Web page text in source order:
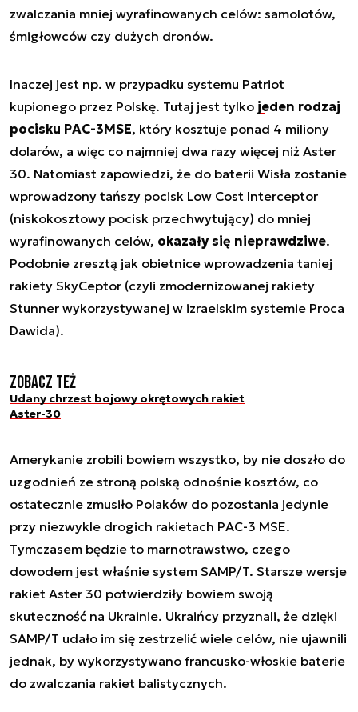
zwalczania mniej wyrafinowanych celów: samolotów,
śmigłowców czy dużych dronów.
Inaczej jest np. w przypadku systemu Patriot
kupionego przez Polskę. Tutaj jest tylko jeden rodzaj
pocisku PAC-3MSE, który kosztuje ponad 4 miliony
dolarów, a więc co najmniej dwa razy więcej niż Aster
30. Natomiast zapowiedzi, że do baterii Wisła zostanie
wprowadzony tańszy pocisk Low Cost Interceptor
(niskokosztowy pocisk przechwytujący) do mniej
wyrafinowanych celów, okazały się nieprawdziwe.
Podobnie zresztą jak obietnice wprowadzenia taniej
rakiety SkyCeptor (czyli zmodernizowanej rakiety
Stunner wykorzystywanej w izraelskim systemie Proca
Dawida).
Zobacz też
Udany chrzest bojowy okrętowych rakiet
Aster-30
Amerykanie zrobili bowiem wszystko, by nie doszło do
uzgodnień ze stroną polską odnośnie kosztów, co
ostatecznie zmusiło Polaków do pozostania jedynie
przy niezwykle drogich rakietach PAC-3 MSE.
Tymczasem będzie to marnotrawstwo, czego
dowodem jest właśnie system SAMP/T. Starsze wersje
rakiet Aster 30 potwierdziły bowiem swoją
skuteczność na Ukrainie. Ukraińcy przyznali, że dzięki
SAMP/T udało im się zestrzelić wiele celów, nie ujawnili
jednak, by wykorzystywano francusko-włoskie baterie
do zwalczania rakiet balistycznych.